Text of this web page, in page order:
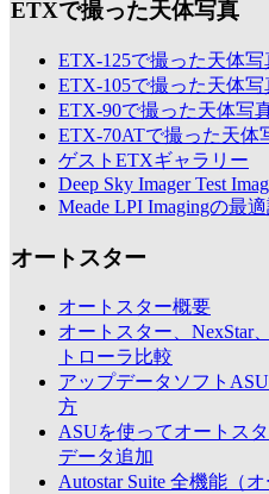
ETXで撮った天体写真
ETX-125で撮った天体写
ETX-105で撮った天体写
ETX-90で撮った天体写
ETX-70ATで撮った天体
ゲストETXギャラリー
Deep Sky Imager Test
Meade LPI Imagingの最
オートスター
オートスター概要
オートスター、NexStar
トローラ比較
アップデータソフト
方
ASUを使ってオートス
データ追加
Autostar Suite 全機能（